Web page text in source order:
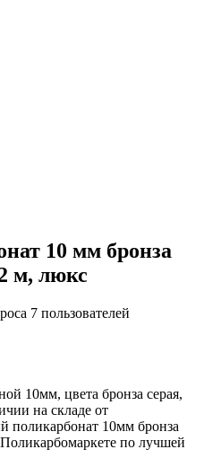
10 мм бронза
м, люкс
7 пользователей
10мм, цвета бронза серая,
на складе от
поликарбонат 10мм бронза
по лучшей